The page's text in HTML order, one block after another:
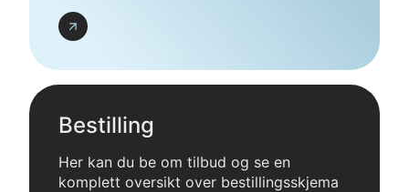
Les
Bestilling
Her kan du be om tilbud og se en
komplett oversikt over bestillingsskjema